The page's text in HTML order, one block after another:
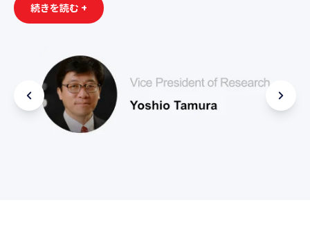
続きを読む +